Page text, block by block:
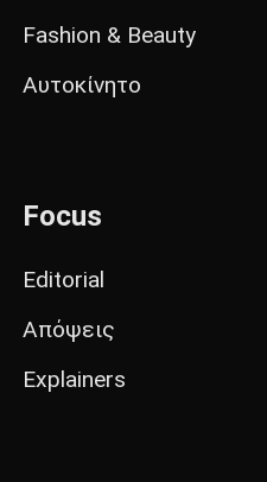
Fashion & Beauty
Αυτοκίνητο
Focus
Editorial
Απόψεις
Explainers